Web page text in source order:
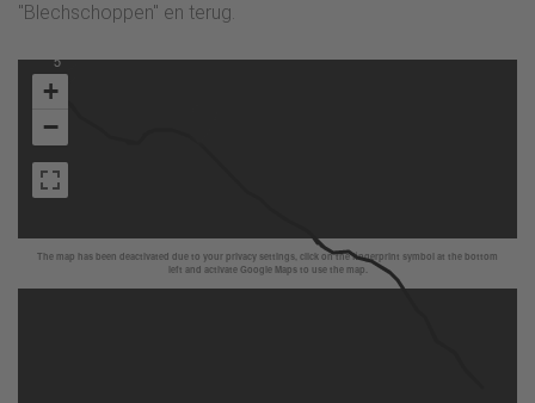
"Blechschoppen" en terug.
The map has been deactivated due to your privacy settings, click on the fingerprint symbol at the bottom
left and activate Google Maps to use the map.
5
+
−